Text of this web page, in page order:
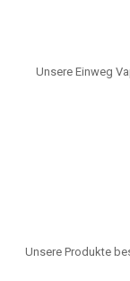
Unsere Einweg
Unsere Produkte